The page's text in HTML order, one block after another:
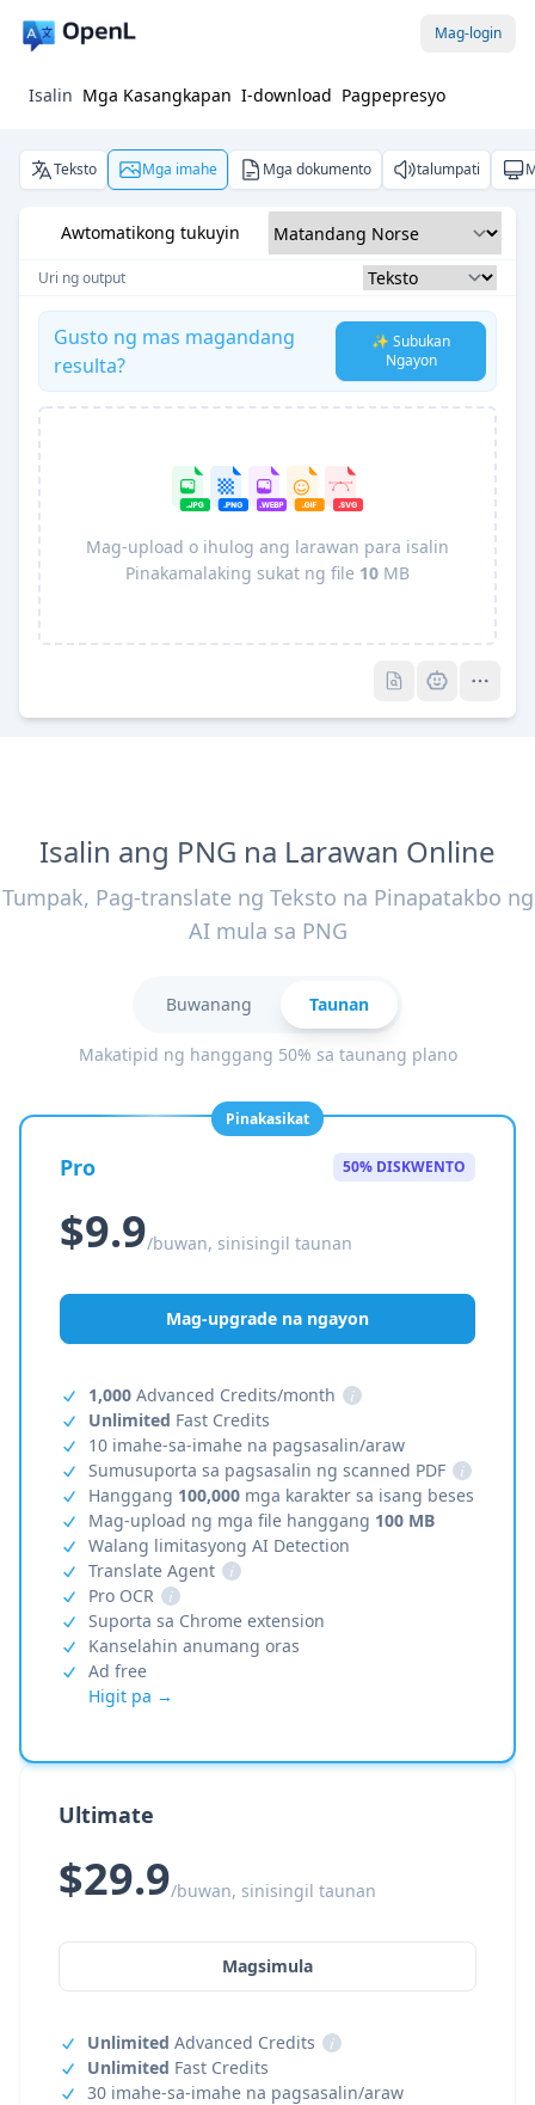
Mag-login
Isalin Mga Kasangkapan I-download Pagpepresyo
Teksto Mga imahe Mga dokumento talumpati
Awtomatikong tukuyin
Uri ng output
Gusto ng mas magandang
resulta?
✨ Subukan
Ngayon
Mag-upload o ihulog ang larawan para isalin
Pinakamalaking sukat ng file 10 MB
Isalin ang PNG na Larawan Online
Tumpak, Pag-translate ng Teksto na Pinapatakbo ng
AI mula sa PNG
Buwanang Taunan
Makatipid ng hanggang 50% sa taunang plano
Pinakasikat
Pro 50% DISKWENTO
$9.9/buwan, sinisingil taunan
Mag-upgrade na ngayon
1,000 Advanced Credits/month
i
Unlimited Fast Credits
10 imahe-sa-imahe na pagsasalin/araw
Sumusuporta sa pagsasalin ng scanned PDF
i
Hanggang 100,000 mga karakter sa isang beses
Mag-upload ng mga file hanggang 100 MB
Walang limitasyong AI Detection
Translate Agent
i
Pro OCR
i
Suporta sa Chrome extension
Kanselahin anumang oras
Ad free
Higit pa →
Ultimate
$29.9/buwan, sinisingil taunan
Magsimula
Unlimited Advanced Credits
i
Unlimited Fast Credits
30 imahe-sa-imahe na pagsasalin/araw